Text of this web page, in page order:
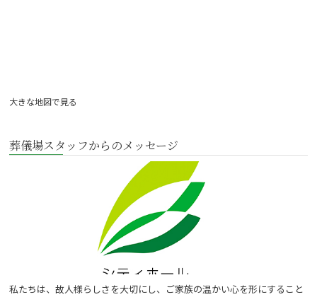
大きな地図で見る
葬儀場スタッフからのメッセージ
私たちは、故人様らしさを大切にし、ご家族の温かい心を形にすること